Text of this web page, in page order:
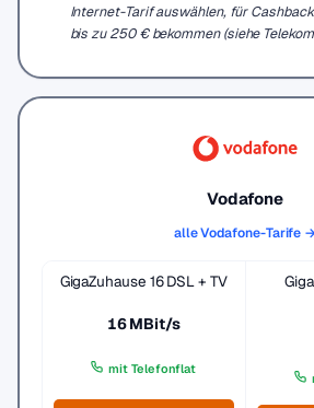
Internet-Tarif auswählen, für
bis zu 250 € bekommen (siehe
Vodafone
alle Vodafone-Tarife →
GigaZuhause 16 DSL + TV
16 MBit/s
mit Telefonflat